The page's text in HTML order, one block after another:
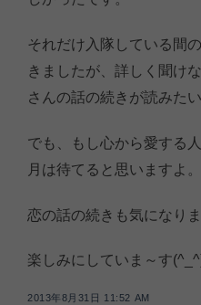
それだけ入隊している間
きましたが、詳しく聞け
さんの話の続きが読みた
でも、もし心から愛する
月は待てると思いますよ。
恋の話の続きも気になりま
楽しみにしていま～す
2013年8月31日 11:52 AM